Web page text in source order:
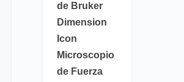
de Bruker
Dimension
Icon
Microscopio
de Fuerza